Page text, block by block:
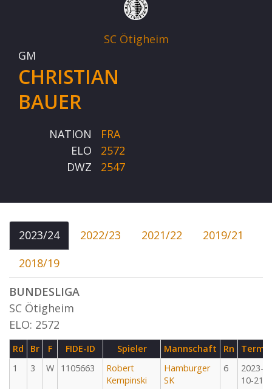
SC Ötigheim
GM
CHRISTIAN
BAUER
NATION
FRA
ELO
2572
DWZ
2547
2023/24 2022/23 2021/22
2019/21
2018/19
BUNDESLIGA
SC Ötigheim
ELO: 2572
Rd Br F FIDE-ID Spieler Mannschaft Rn
Termin
1
3 W 1105663
Robert
Kempinski
Hamburger
SK
6
2023-
10-21